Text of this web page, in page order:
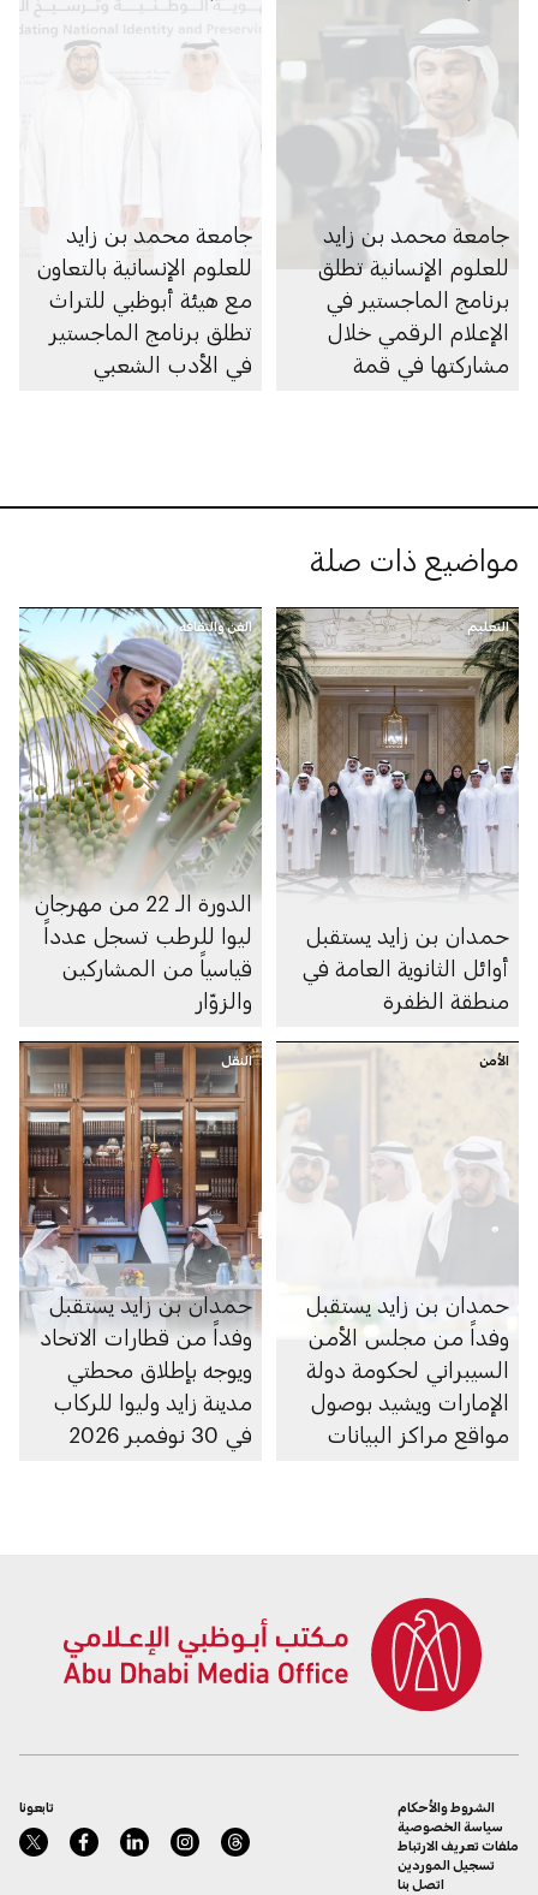
جامعة محمد بن زايد
للعلوم الإنسانية تطلق
برنامج الماجستير في
الإعلام الرقمي خلال
مشاركتها في قمة
جامعة محمد بن زايد
للعلوم الإنسانية بالتعاون
مع هيئة أبوظبي للتراث
تطلق برنامج الماجستير
في الأدب الشعبي
مواضيع ذات صلة
التعليم
حمدان بن زايد يستقبل
أوائل الثانوية العامة في
منطقة الظفرة
الفن والثقافة
الدورة الـ 22 من مهرجان
ليوا للرطب تسجل عدداً
قياسياً من المشاركين
والزوّار
الأمن
حمدان بن زايد يستقبل
وفداً من مجلس الأمن
السيبراني لحكومة دولة
الإمارات ويشيد بوصول
مواقع مراكز البيانات
النقل
حمدان بن زايد يستقبل
وفداً من قطارات الاتحاد
ويوجه بإطلاق محطتي
مدينة زايد وليوا للركاب
في 30 نوفمبر 2026
تابعونا
الشروط والأحكام
سياسة الخصوصية
ملفات تعريف الارتباط
تسجيل الموردين
اتصل بنا